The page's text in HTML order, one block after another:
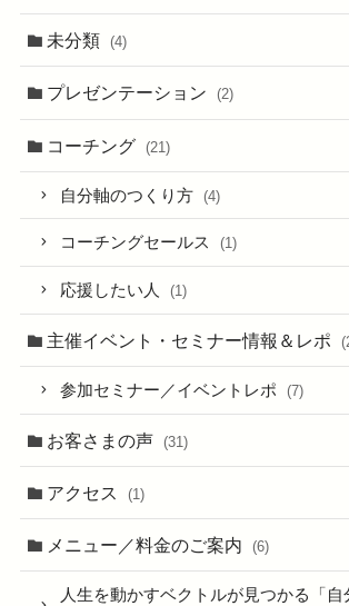
未分類 (4)
プレゼンテーション (2)
コーチング (21)
自分軸のつくり方 (4)
コーチングセールス (1)
応援したい人 (1)
主催イベント・セミナー情報＆レポ
参加セミナー／イベントレポ (7)
お客さまの声 (31)
アクセス (1)
メニュー／料金のご案内 (6)
人生を動かすベクトルが見つかる「自